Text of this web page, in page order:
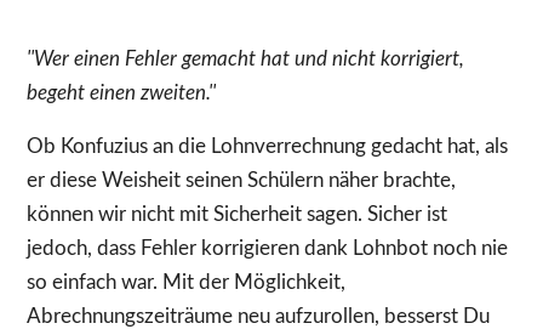
''Wer einen Fehler gemacht hat und nicht korrigiert,
begeht einen zweiten.''
Ob Konfuzius an die Lohnverrechnung gedacht hat, als
er diese Weisheit seinen Schülern näher brachte,
können wir nicht mit Sicherheit sagen. Sicher ist
jedoch, dass Fehler korrigieren dank Lohnbot noch nie
so einfach war. Mit der Möglichkeit,
Abrechnungszeiträume neu aufzurollen, besserst Du